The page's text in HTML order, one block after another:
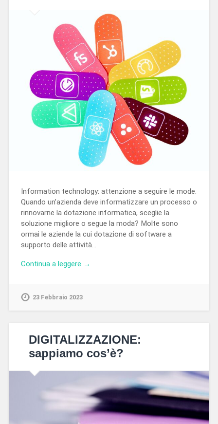
Information technology: attenzione a seguire le mode.
Quando un’azienda deve informatizzare un processo o
rinnovarne la dotazione informatica, sceglie la
soluzione migliore o segue la moda? Molte sono
ormai le aziende la cui dotazione di software a
supporto delle attività…
Continua a leggere →
23 Febbraio 2023
DIGITALIZZAZIONE:
sappiamo cos’è?